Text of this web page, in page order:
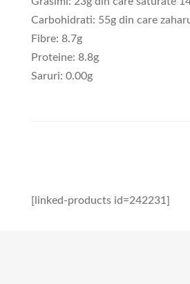
Carbohidrati: 55g din care
Fibre: 8.7g
Proteine: 8.8g
Saruri: 0.00g
[linked-products id=242231]